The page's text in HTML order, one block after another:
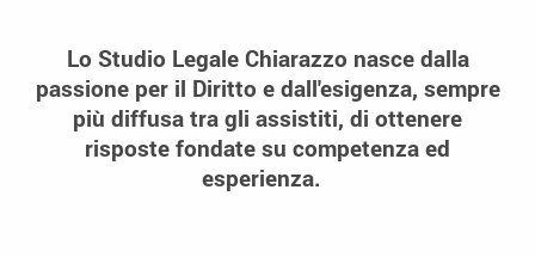
Lo Studio Legale Chiarazzo nasce dalla
passione per il Diritto e dall'esigenza, sempre
più diffusa tra gli assistiti, di ottenere
risposte fondate su competenza ed
esperienza.